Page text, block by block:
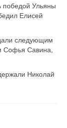
победой Ульяны
Елисей
следующим
Софья Савина,
Николай